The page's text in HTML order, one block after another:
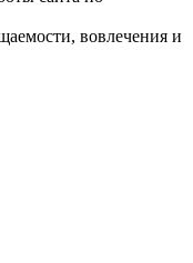
вовлечения и